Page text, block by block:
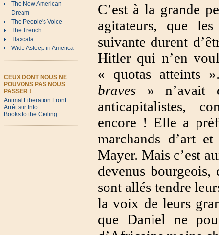
The New American
Dream
The People's Voice
The Trench
Tlaxcala
Wide Asleep in America
CEUX DONT NOUS NE
POUVONS PAS NOUS
PASSER !
Animal Liberation Front
Arrêt sur Info
Books to the Ceiling
C’est à la grande
agitateurs, que
suivante durent
Hitler qui n’en
« quotas atteints
braves » n’avait
anticapitalistes,
encore ! Elle a
marchands d’art
Mayer. Mais c’est
devenus
sont allés tendre
la voix de leurs
que Daniel ne